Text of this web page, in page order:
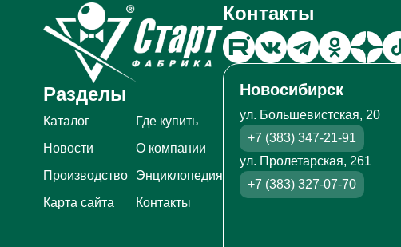
Разделы
Каталог
Где купить
Новости
О компании
Производство
Энциклопедия
Карта сайта
Контакты
Контакты
Новосибирск
ул. Большевистская, 20
+7 (383) 347-21-91
ул. Пролетарская, 261
+7 (383) 327-07-70